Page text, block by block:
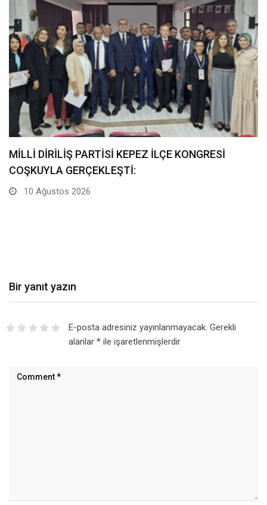
Bir yanıt yazın
E-posta adresiniz yayınlanmayacak. Gerekli
alanlar *ile işaretlenmişlerdir